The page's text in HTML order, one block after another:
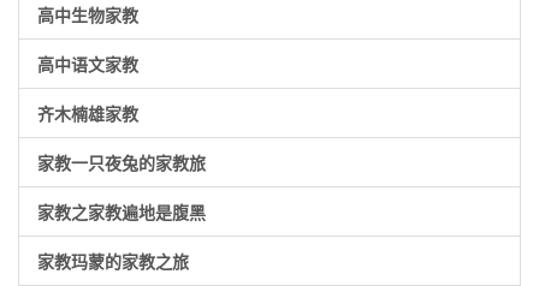
高中生物家教
高中语文家教
齐木楠雄家教
家教一只夜兔的家教旅
家教之家教遍地是腹黑
家教玛蒙的家教之旅